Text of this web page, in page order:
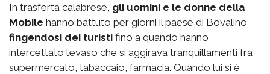
In trasferta calabrese, gli uomini e le donne della
Mobile hanno battuto per giorni il paese di Bovalino
fingendosi dei turisti fino a quando hanno
intercettato l’evaso che si aggirava tranquillamenti fra
supermercato, tabaccaio, farmacia. Quando lui si è